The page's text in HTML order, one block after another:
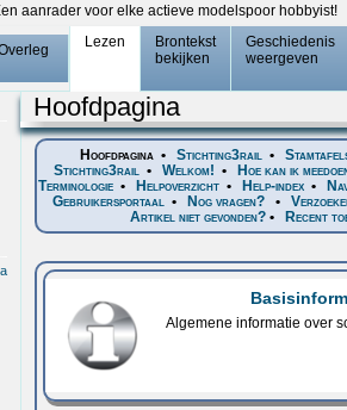
aanrader voor elke actieve modelspoor hobbyist!
Lezen
Brontekst
bekijken
Geschiedenis
weergeven
Hoofdpagina
Hoofdpagina • Stichting3rail •
Stichting3rail
• Welkom! •
Hoe kan ik
Terminologie• Helpoverzicht• Help-index•
Gebruikersportaal
• Nog vragen?•
Artikel niet gevonden?• Recent
Algemene informatie over